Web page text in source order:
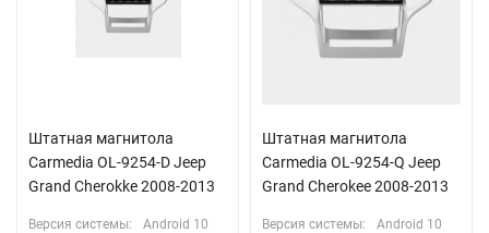
Штатная магнитола
Carmedia OL-9254-D Jeep
Grand Cherokke 2008-2013
Версия системы: Android 10
Штатная магнитола
Carmedia OL-9254-Q Jeep
Grand Cherokee 2008-2013
Версия системы: Android 10